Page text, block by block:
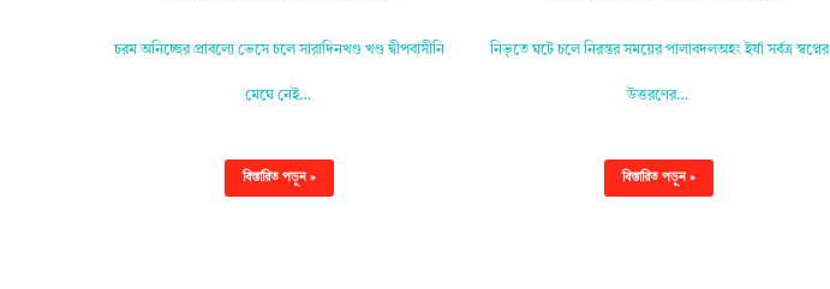
চরম অনিচ্ছের প্রাবল্যে ভেসে চলে সারাদিনখণ্ড খণ্ড দ্বীপবাসীনি
মেঘে নেই…
বিস্তারিত পড়ুন »
নিভৃতে ঘটে চলে নিরন্তর সময়ের পালাবদলঅহং ইর্ষা সর্বত্র স্বপ্নের
উত্তরণের…
বিস্তারিত পড়ুন »